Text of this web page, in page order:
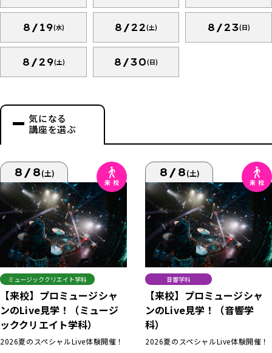
8/19(水) 8/22(土) 8/23(日)
8/29(土) 8/30(日)
気になる
講座を選ぶ
8/8(土)
ミュージッククリエイト学科
【来校】プロミュージシャ
ンのLive見学！（ミュージ
ッククリエイト学科）
2026夏のスペシャルLive体験開催！
8/8(土)
音響学科
【来校】プロミュージシャ
ンのLive見学！（音響学
科）
2026夏のスペシャルLive体験開催！